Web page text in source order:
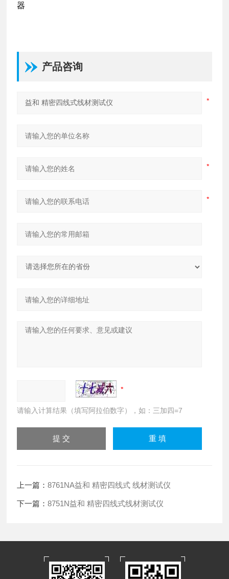
器
产品咨询
请输入计算结果（填写阿拉伯数字），如：三加四=7
上一篇：8761NA益和 精密四线式 线材测试仪
下一篇：8751N益和 精密四线式线材测试仪